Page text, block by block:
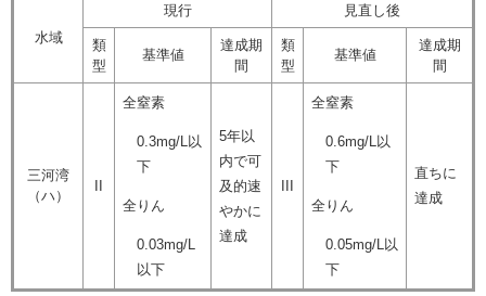
水域
現行 見直し後
類
型
基準値
達成期
間
類
型
基準値
達成期
間
三河湾
（ハ）
II
全窒素
0.3mg/L以
下
全りん
0.03mg/L
以下
5年以
内で可
及的速
やかに
達成
III
全窒素
0.6mg/L以
下
全りん
0.05mg/L以
下
直ちに
達成